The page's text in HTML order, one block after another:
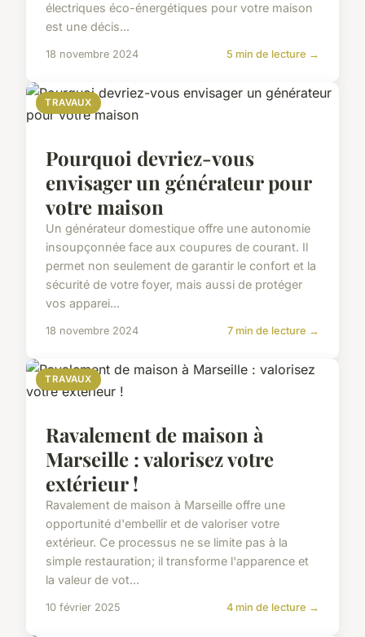
électriques éco-énergétiques pour votre maison
est une décis...
18 novembre 2024 5 min de lecture →
TRAVAUX
Pourquoi devriez-vous
envisager un générateur pour
votre maison
Un générateur domestique offre une autonomie
insoupçonnée face aux coupures de courant. Il
permet non seulement de garantir le confort et la
sécurité de votre foyer, mais aussi de protéger
vos apparei...
18 novembre 2024 7 min de lecture →
TRAVAUX
Ravalement de maison à
Marseille : valorisez votre
extérieur !
Ravalement de maison à Marseille offre une
opportunité d'embellir et de valoriser votre
extérieur. Ce processus ne se limite pas à la
simple restauration; il transforme l'apparence et
la valeur de vot...
10 février 2025 4 min de lecture →